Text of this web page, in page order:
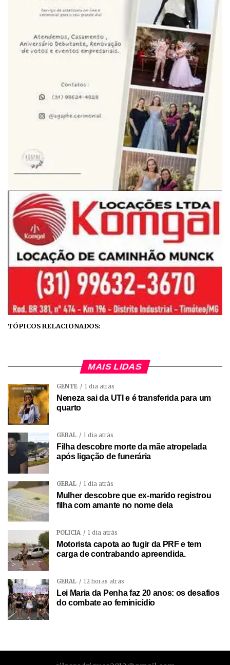
TÓPICOS RELACIONADOS:
MAIS LIDAS
GENTE 1 dia atrás
Neneza sai da UTI e é transferida para um
quarto
GERAL 1 dia atrás
Filha descobre morte da mãe atropelada
após ligação de funerária
GERAL 1 dia atrás
Mulher descobre que ex-marido registrou
filha com amante no nome dela
POLÍCIA 1 dia atrás
Motorista capota ao fugir da PRF e tem
carga de contrabando apreendida.
GERAL 12 horas atrás
Lei Maria da Penha faz 20 anos: os desafios
do combate ao feminicídio